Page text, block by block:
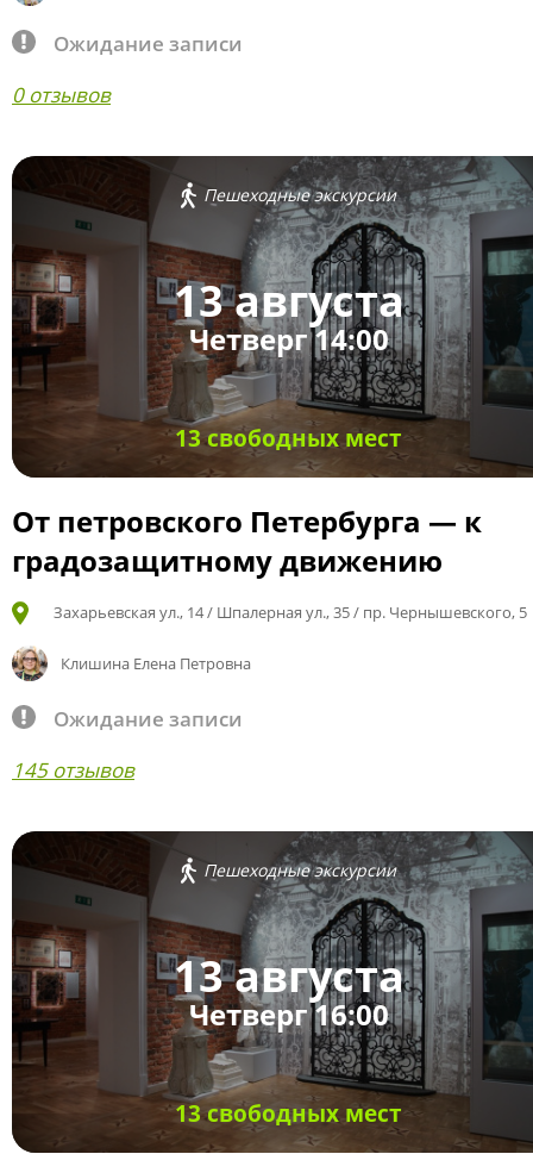
Ожидание записи
0 отзывов
Пешеходные экскурсии
13 августа
Четверг 14:00
13 свободных мест
От петровского Петербурга — к
градозащитному движению
Захарьевская ул., 14 / Шпалерная ул., 35 / пр. Чернышевского, 5
Клишина Елена Петровна
Ожидание записи
145 отзывов
Пешеходные экскурсии
13 августа
Четверг 16:00
13 свободных мест